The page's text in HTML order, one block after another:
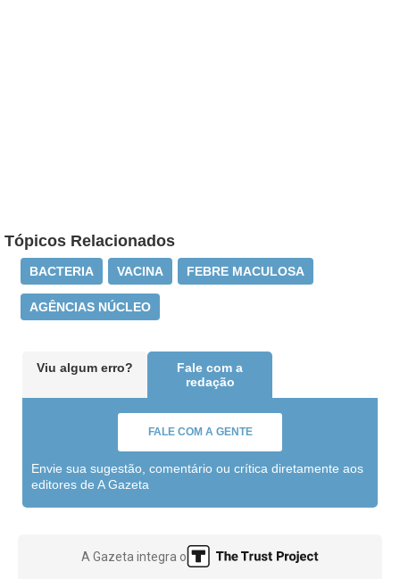
Tópicos Relacionados
BACTERIA VACINA FEBRE MACULOSA
AGÊNCIAS NÚCLEO
Viu algum erro?
Fale com a
redação
FALE COM A GENTE
Envie sua sugestão, comentário ou crítica diretamente aos
editores de A Gazeta
A Gazeta integra o